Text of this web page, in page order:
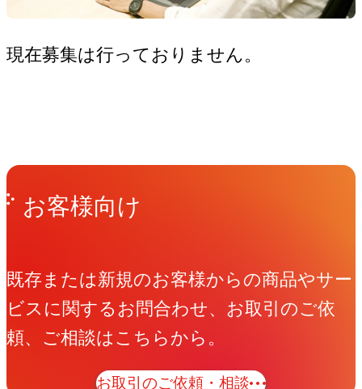
現在募集は行っておりません。
Get in Touchお問い合わせ
お客様向け
既存または新規のお客様からの商品やサー
ビスに関するお問合わせ、お取引のご依
頼、ご相談はこちらから。
お取引のご依頼・相談